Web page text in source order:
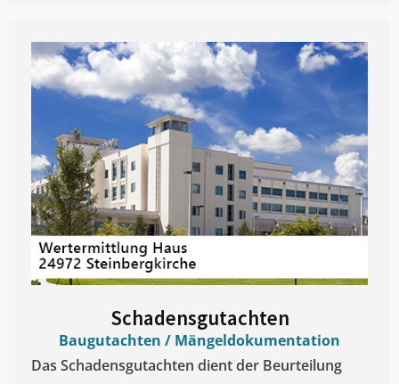
Schadensgutachten
Baugutachten / Mängeldokumentation
Das Schadensgutachten dient der Beurteilung